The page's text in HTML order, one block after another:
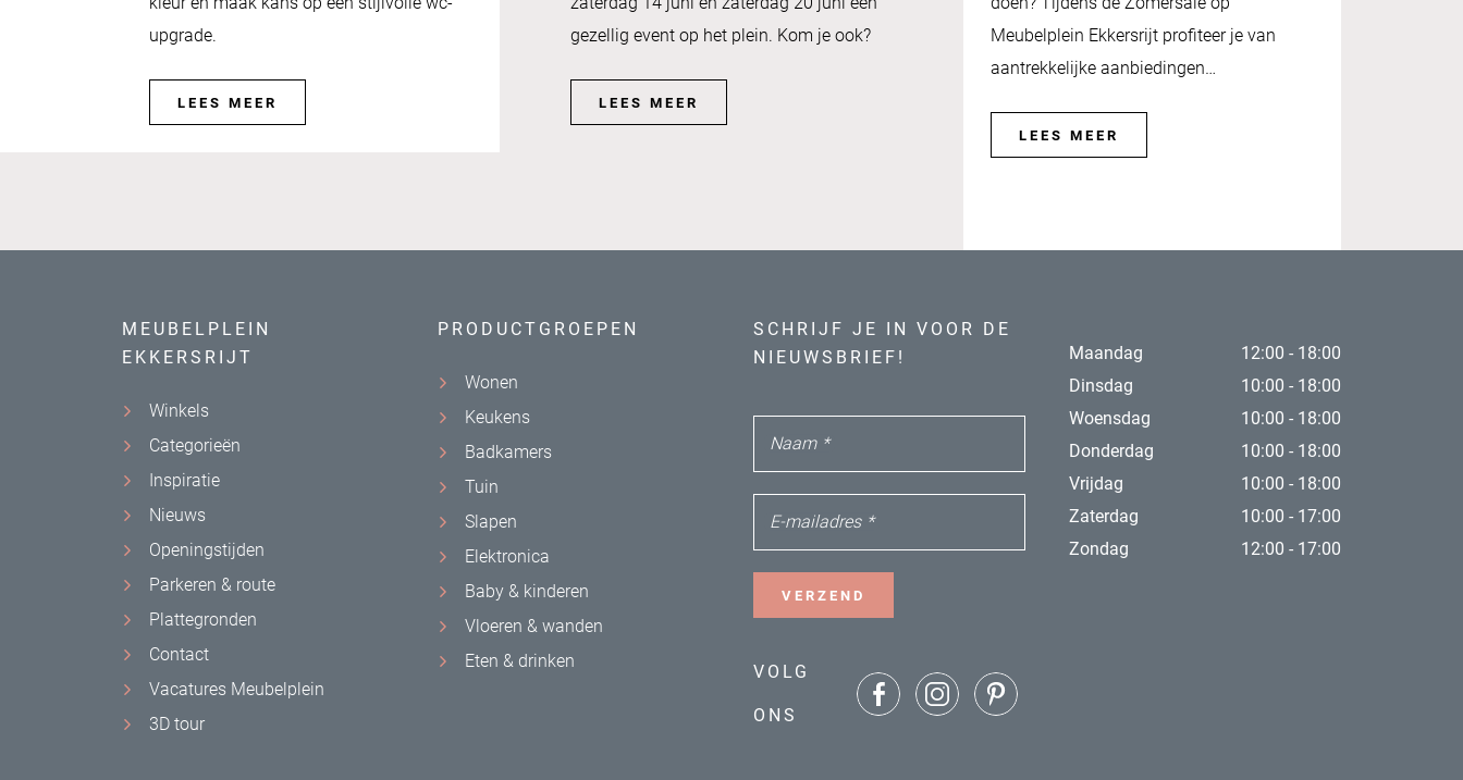
upgrade.
LEES MEER
gezellig event op het plein. Kom je ook?
LEES MEER
Meubelplein Ekkersrijt profiteer je van
aantrekkelijke aanbiedingen…
LEES MEER
MEUBELPLEIN
EKKERSRIJT
Winkels
Categorieën
Inspiratie
Nieuws
Openingstijden
Parkeren & route
Plattegronden
Contact
Vacatures Meubelplein
3D tour
PRODUCTGROEPEN
Wonen
Keukens
Badkamers
Tuin
Slapen
Elektronica
Baby & kinderen
Vloeren & wanden
Eten & drinken
SCHRIJF JE IN VOOR DE
NIEUWSBRIEF!
Naam *
E-mailadres *
VERZEND
VOLG
ONS
Maandag
12:00 - 18:00
Dinsdag
10:00 - 18:00
Woensdag
10:00 - 18:00
Donderdag
10:00 - 18:00
Vrijdag
10:00 - 18:00
Zaterdag
10:00 - 17:00
Zondag
12:00 - 17:00